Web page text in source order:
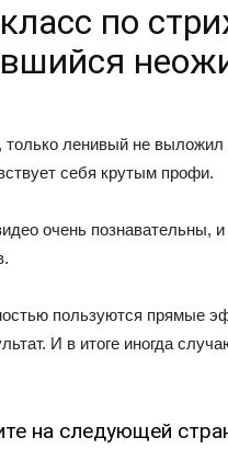
по
ленивый не выложил
себя крутым профи.
очень познавательны,
пользуются прямые
И в итоге иногда
на следующей